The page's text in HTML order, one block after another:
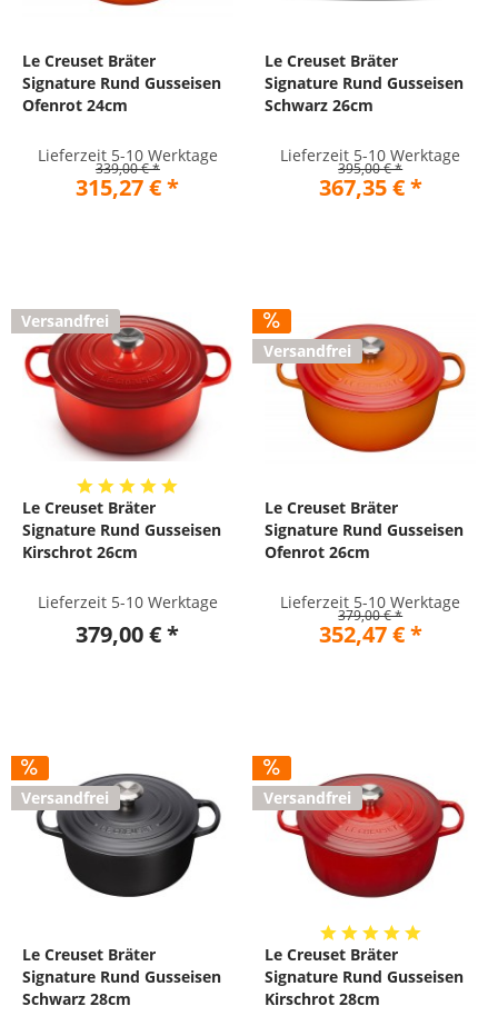
Le Creuset Bräter
Signature Rund Gusseisen
Ofenrot 24cm
Lieferzeit 5-10 Werktage
339,00 € *
315,27 € *
Le Creuset Bräter
Signature Rund Gusseisen
Schwarz 26cm
Lieferzeit 5-10 Werktage
395,00 € *
367,35 € *
Versandfrei
Le Creuset Bräter
Signature Rund Gusseisen
Kirschrot 26cm
Lieferzeit 5-10 Werktage
379,00 € *
Versandfrei
Le Creuset Bräter
Signature Rund Gusseisen
Ofenrot 26cm
Lieferzeit 5-10 Werktage
379,00 € *
352,47 € *
Versandfrei
Le Creuset Bräter
Signature Rund Gusseisen
Schwarz 28cm
Versandfrei
Le Creuset Bräter
Signature Rund Gusseisen
Kirschrot 28cm